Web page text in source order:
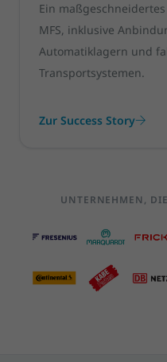
Ein
MFS, inklusive
Automatiklagern und
Transportsystemen.
Zur Success Story
UNTERNEHMEN,